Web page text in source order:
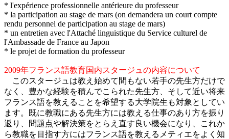
* l'expérience professionnelle antérieure du professeur
* la participation au stage de mars (on demandera un court compte
rendu personnel de participation au stage de mars)
* un entretien avec l'Attaché linguistique du Service culturel de
l'Ambassade de France au Japon
* le projet de formation du professeur
2009年フランス語教育国内スタージュの内容について
このスタージュは教え始めて間もない若手の先生方だけで
なく、豊かな経験を積んでこられた先生方、そして近い将来
フランス語を教えることを希望する大学院生も対象としてい
ます。既に教職にある先生方には教える仕事のあり方を振り
返り、問題点や解決策をとらえ直す良い機会になり、これか
ら教職を目指す方にはフランス語を教えるメティエをよく知